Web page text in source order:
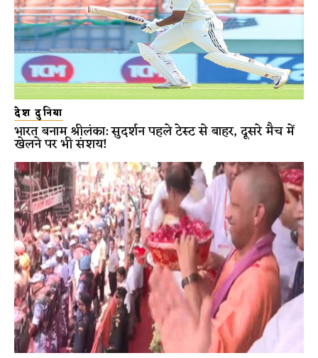
देश दुनिया
भारत बनाम श्रीलंका: सुदर्शन पहले टेस्ट से बाहर, दूसरे मैच में
खेलने पर भी संशय!